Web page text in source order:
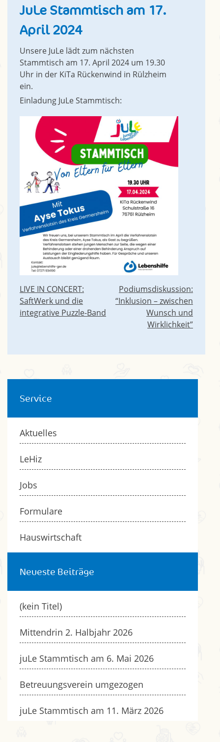
JuLe Stammtisch am 17.
April 2024
Unsere JuLe lädt zum nächsten
Stammtisch am 17. April 2024 um 19.30
Uhr in der KiTa Rückenwind in Rülzheim
ein.
Einladung JuLe Stammtisch:
Beitragsnavigation
LIVE IN CONCERT:
SaftWerk und die
integrative Puzzle-Band
Podiumsdiskussion:
“Inklusion – zwischen
Wunsch und
Wirklichkeit”
Service
Aktuelles
LeHiz
Jobs
Formulare
Hauswirtschaft
Neueste Beiträge
(kein Titel)
Mittendrin 2. Halbjahr 2026
juLe Stammtisch am 6. Mai 2026
Betreuungsverein umgezogen
juLe Stammtisch am 11. März 2026